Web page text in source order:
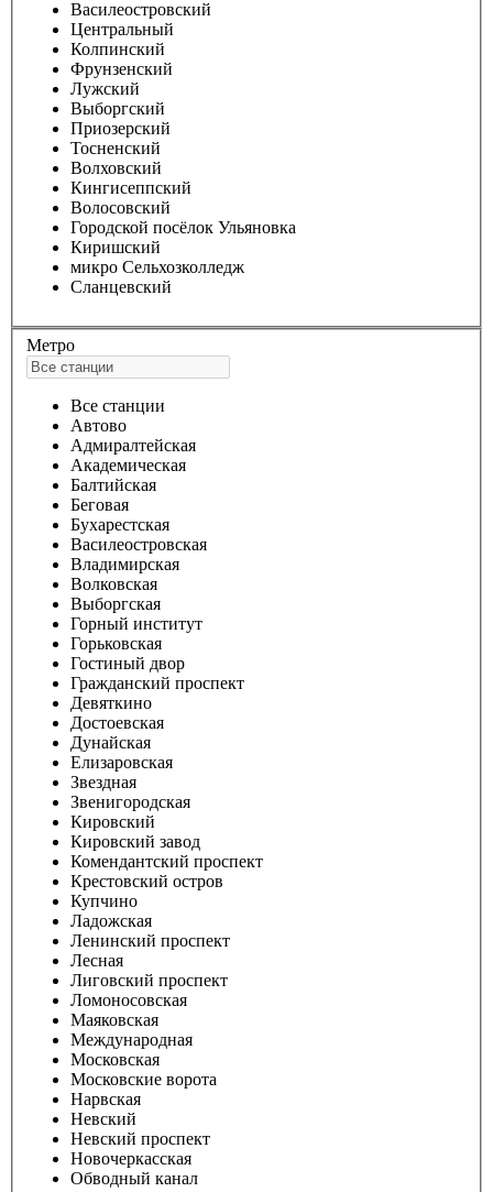
Василеостровский
Центральный
Колпинский
Фрунзенский
Лужский
Выборгский
Приозерский
Тосненский
Волховский
Кингисеппский
Волосовский
Городской посёлок Ульяновка
Киришский
микро Сельхозколледж
Сланцевский
Метро
Все станции
Автово
Адмиралтейская
Академическая
Балтийская
Беговая
Бухарестская
Василеостровская
Владимирская
Волковская
Выборгская
Горный институт
Горьковская
Гостиный двор
Гражданский проспект
Девяткино
Достоевская
Дунайская
Елизаровская
Звездная
Звенигородская
Кировский
Кировский завод
Комендантский проспект
Крестовский остров
Купчино
Ладожская
Ленинский проспект
Лесная
Лиговский проспект
Ломоносовская
Маяковская
Международная
Московская
Московские ворота
Нарвская
Невский
Невский проспект
Новочеркасская
Обводный канал